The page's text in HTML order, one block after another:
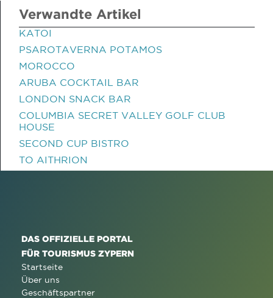
Verwandte Artikel
KATOI
PSAROTAVERNA POTAMOS
MOROCCO
ARUBA COCKTAIL BAR
LONDON SNACK BAR
COLUMBIA SECRET VALLEY GOLF CLUB
HOUSE
SECOND CUP BISTRO
TO AITHRION
DAS OFFIZIELLE PORTAL
FÜR TOURISMUS ZYPERN
Startseite
Über uns
Geschäftspartner